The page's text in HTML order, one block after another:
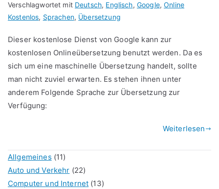
Verschlagwortet mit Deutsch, Englisch, Google,Online
Kostenlos, Sprachen, Übersetzung
Dieser kostenlose Dienst von Google kann zur
kostenlosen Onlineübersetzung benutzt werden. Da es
sich um eine maschinelle Übersetzung handelt, sollte
man nicht zuviel erwarten. Es stehen ihnen unter
anderem Folgende Sprache zur Übersetzung zur
Verfügung:
Weiterlesen
Allgemeines (11)
Auto und Verkehr (22)
Computer und Internet (13)